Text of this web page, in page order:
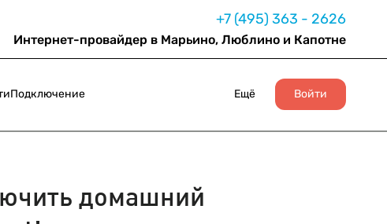
+7 (495) 363 - 2626
Интернет-провайдер в Марьино, Люблино и Капотне
Подключение Ещё Войти
домашний